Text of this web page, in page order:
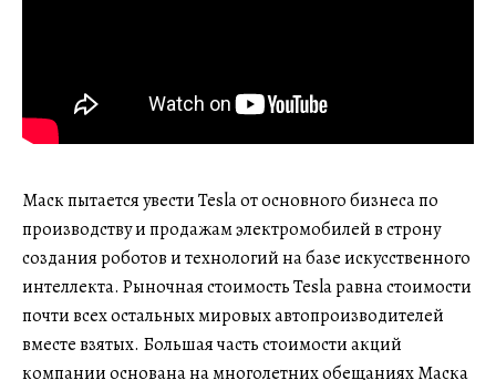
Маск пытается увести Tesla от основного бизнеса по
производству и продажам электромобилей в строну
создания роботов и технологий на базе искусственного
интеллекта. Рыночная стоимость Tesla равна стоимости
почти всех остальных мировых автопроизводителей
вместе взятых. Большая часть стоимости акций
компании основана на многолетних обещаниях Маска